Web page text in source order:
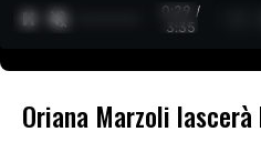
0:30 /
3:35
Oriana Marzoli